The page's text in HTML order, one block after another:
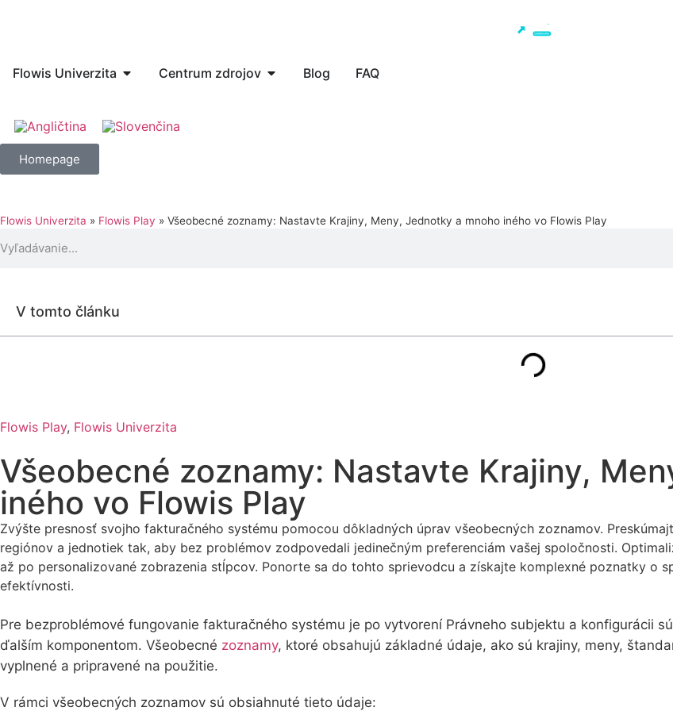
Flowis Univerzita Centrum zdrojov Blog FAQ
Homepage
Flowis Univerzita » Flowis Play » Všeobecné zoznamy: Nastavte Krajiny, Meny, Jednotky a mnoho iného vo Flowis Play
V tomto článku
Flowis Play, Flowis Univerzita
Všeobecné zoznamy: Nastavte Krajiny,
iného vo Flowis Play
Zvýšte presnosť svojho fakturačného systému pomocou dôkladných úprav všeobecných zoznamov.
regiónov a jednotiek tak, aby bez problémov zodpovedali jedinečným preferenciám vašej spoločnosti.
až po personalizované zobrazenia stĺpcov. Ponorte sa do tohto sprievodcu a získajte komplexné poznatky o
efektívnosti.
Pre bezproblémové fungovanie fakturačného systému je po vytvorení Právneho subjektu a konfigurácii
ďalším komponentom. Všeobecné zoznamy, ktoré obsahujú základné údaje, ako sú krajiny, meny,
vyplnené a pripravené na použitie.
V rámci všeobecných zoznamov sú obsiahnuté tieto údaje: